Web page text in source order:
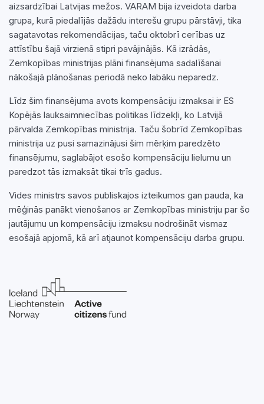
aizsardzībai Latvijas mežos. VARAM bija izveidota darba
grupa, kurā piedalījās dažādu interešu grupu pārstāvji, tika
sagatavotas rekomendācijas, taču oktobrī cerības uz
attīstību šajā virzienā stipri pavājinājās. Kā izrādās,
Zemkopības ministrijas plāni finansējuma sadalīšanai
nākošajā plānošanas periodā neko labāku neparedz.
Līdz šim finansējuma avots kompensāciju izmaksai ir ES
Kopējās lauksaimniecības politikas līdzekļi, ko Latvijā
pārvalda Zemkopības ministrija. Taču šobrīd Zemkopības
ministrija uz pusi samazinājusi šim mērķim paredzēto
finansējumu, saglabājot esošo kompensāciju lielumu un
paredzot tās izmaksāt tikai trīs gadus.
Vides ministrs savos publiskajos izteikumos gan pauda, ka
mēģinās panākt vienošanos ar Zemkopības ministriju par šo
jautājumu un kompensāciju izmaksu nodrošināt vismaz
esošajā apjomā, kā arī atjaunot kompensāciju darba grupu.